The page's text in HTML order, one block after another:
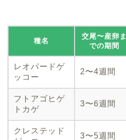
種名
交尾〜産卵ま
での期間
レオパードゲ
ッコー
2〜4週間
フトアゴヒゲ
トカゲ
3〜6週間
クレステッド
3〜5週間